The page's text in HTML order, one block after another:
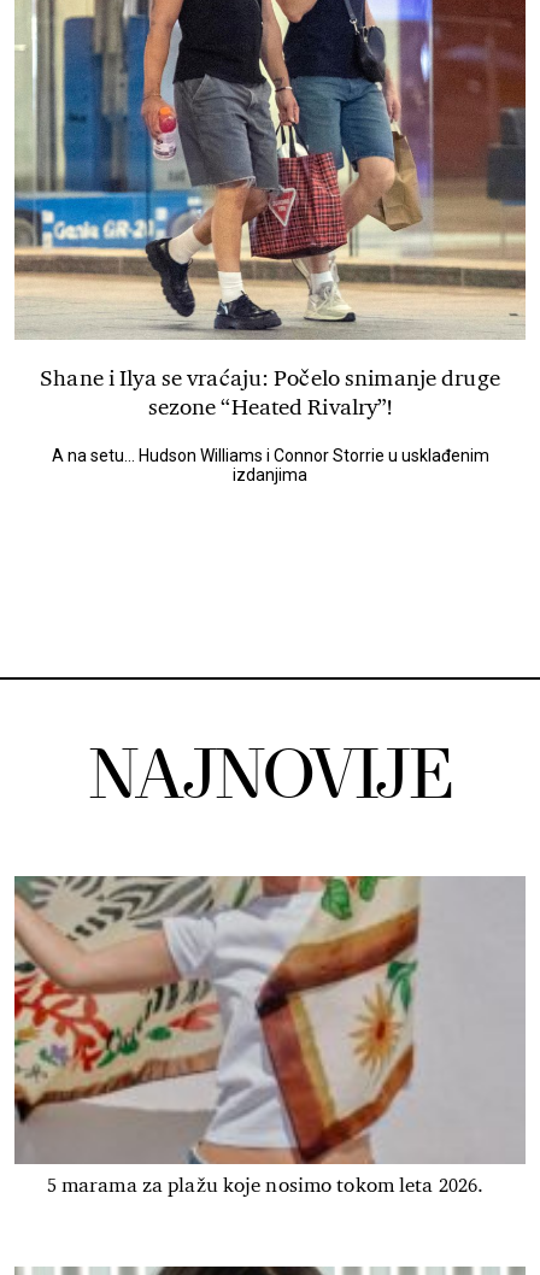
Shane i Ilya se vraćaju: Počelo snimanje druge
sezone “Heated Rivalry”!
A na setu... Hudson Williams i Connor Storrie u usklađenim
izdanjima
NAJNOVIJE
5 marama za plažu koje nosimo tokom leta 2026.